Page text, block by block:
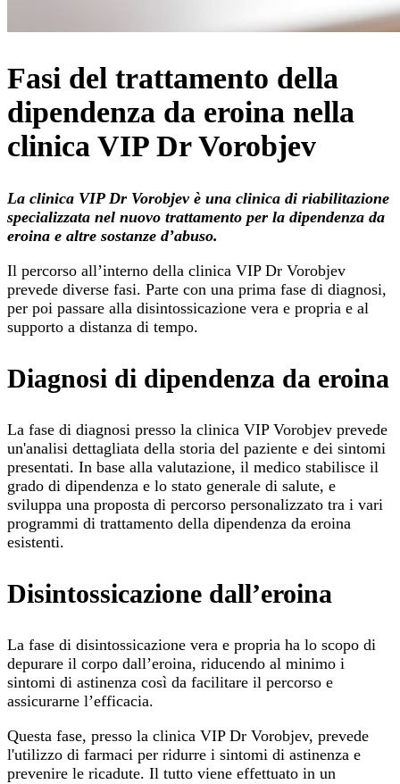
Fasi del trattamento della
dipendenza da eroina nella
clinica VIP Dr Vorobjev
La clinica VIP Dr Vorobjev è una clinica di riabilitazione
specializzata nel nuovo trattamento per la dipendenza da
eroina e altre sostanze d’abuso.
Il percorso all’interno della clinica VIP Dr Vorobjev
prevede diverse fasi. Parte con una prima fase di diagnosi,
per poi passare alla disintossicazione vera e propria e al
supporto a distanza di tempo.
Diagnosi di dipendenza da eroina
La fase di diagnosi presso la clinica VIP Vorobjev prevede
un'analisi dettagliata della storia del paziente e dei sintomi
presentati. In base alla valutazione, il medico stabilisce il
grado di dipendenza e lo stato generale di salute, e
sviluppa una proposta di percorso personalizzato tra i vari
programmi di trattamento della dipendenza da eroina
esistenti.
Disintossicazione dall’eroina
La fase di disintossicazione vera e propria ha lo scopo di
depurare il corpo dall’eroina, riducendo al minimo i
sintomi di astinenza così da facilitare il percorso e
assicurarne l’efficacia.
Questa fase, presso la clinica VIP Dr Vorobjev, prevede
l'utilizzo di farmaci per ridurre i sintomi di astinenza e
prevenire le ricadute. Il tutto viene effettuato in un